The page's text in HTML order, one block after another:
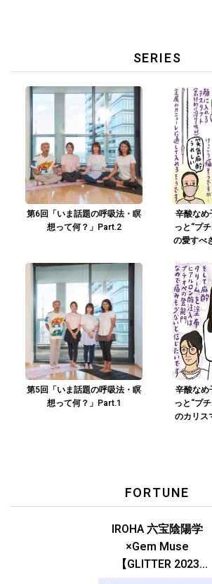
SERIES
第6回「いま話題の呼吸法・瞑
想って何？」Part.2
辛酸なめ
っと“プ
の愛すべ
第5回「いま話題の呼吸法・瞑
想って何？」Part.1
辛酸なめ
っと“プ
のカリス
FORTUNE
IROHA 六宝陰陽学
×Gem Muse
【GLITTER 2023